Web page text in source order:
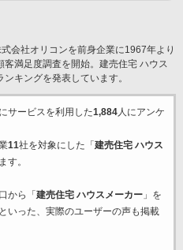
会社オリコンを前身企業に1967年より
満足度調査を開始。建売住宅 ハウス
キングを発表しています。
サービスを利用した1,884人にアンケ
11社を対象にした「 建売住宅 ハウス
す。
から「 建売住宅 ハウスメーカー」を
いった、実際のユーザーの声も掲載